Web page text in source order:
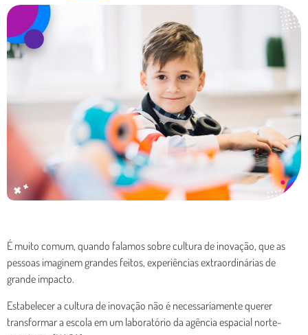
É muito comum, quando falamos sobre cultura de inovação, que as
pessoas imaginem grandes feitos, experiências extraordinárias de
grande impacto.
Estabelecer a cultura de inovação não é necessariamente querer
transformar a escola em um laboratório da agência espacial norte-